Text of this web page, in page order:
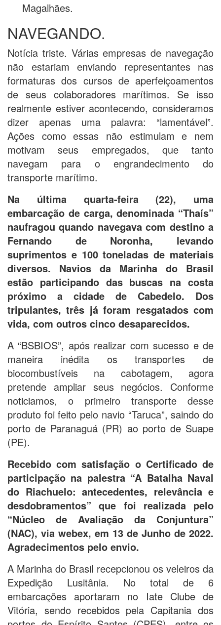
Magalhães.
NAVEGANDO.
Notícia triste. Várias empresas de navegação
não estariam enviando representantes nas
formaturas dos cursos de aperfeiçoamentos
de seus colaboradores marítimos. Se isso
realmente estiver acontecendo, consideramos
dizer apenas uma palavra: “lamentável”.
Ações como essas não estimulam e nem
motivam seus empregados, que tanto
navegam para o engrandecimento do
transporte marítimo.
Na última quarta-feira (22), uma
embarcação de carga, denominada “Thaís”
naufragou quando navegava com destino a
Fernando de Noronha, levando
suprimentos e 100 toneladas de materiais
diversos. Navios da Marinha do Brasil
estão participando das buscas na costa
próximo a cidade de Cabedelo. Dos
tripulantes, três já foram resgatados com
vida, com outros cinco desaparecidos.
A “BSBIOS”, após realizar com sucesso e de
maneira inédita os transportes de
biocombustíveis na cabotagem, agora
pretende ampliar seus negócios. Conforme
noticiamos, o primeiro transporte desse
produto foi feito pelo navio “Taruca”, saindo do
porto de Paranaguá (PR) ao porto de Suape
(PE).
Recebido com satisfação o Certificado de
participação na palestra “A Batalha Naval
do Riachuelo: antecedentes, relevância e
desdobramentos” que foi realizada pelo
“Núcleo de Avaliação da Conjuntura”
(NAC), via webex, em 13 de Junho de 2022.
Agradecimentos pelo envio.
A Marinha do Brasil recepcionou os veleiros da
Expedição Lusitânia. No total de 6
embarcações aportaram no Iate Clube de
Vitória, sendo recebidos pela Capitania dos